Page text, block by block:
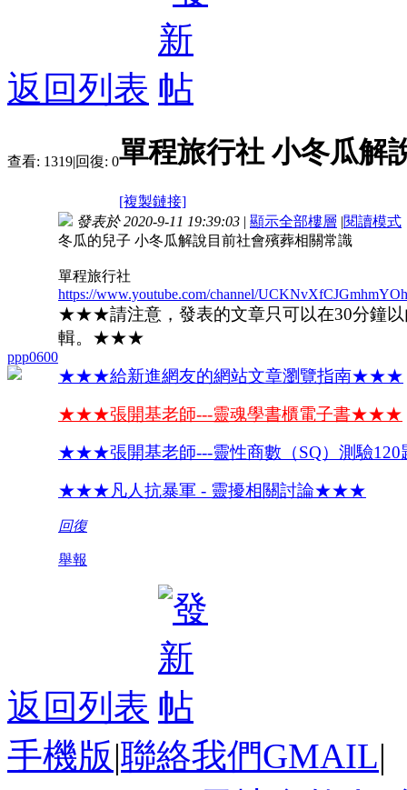
返回列表
查看: 1319|回復: 0單程旅行社 小冬瓜解
[複製鏈接]
ppp0600
發表於 2020-9-11 19:39:03 | 顯示全部樓層 |閱讀模式
冬瓜的兒子 小冬瓜解說目前社會殯葬相關常識
單程旅行社
https://www.youtube.com/channel/
★★★請注意，發表的文章只可以在30分鐘以
輯。★★★
★★★給新進網友的網站文章瀏覽指南★★★
★★★張開基老師---靈魂學書櫃電子書★★★
★★★張開基老師---靈性商數（SQ）測驗
★★★凡人抗暴軍 - 靈擾相關討論★★★
回復
舉報
返回列表
手機版|聯絡我們GMAIL|